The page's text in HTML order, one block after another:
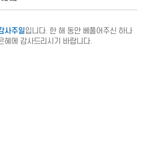
사주일입니다. 한 해 동안 베풀어주신 하나
혜에 감사드리시기 바랍니다.